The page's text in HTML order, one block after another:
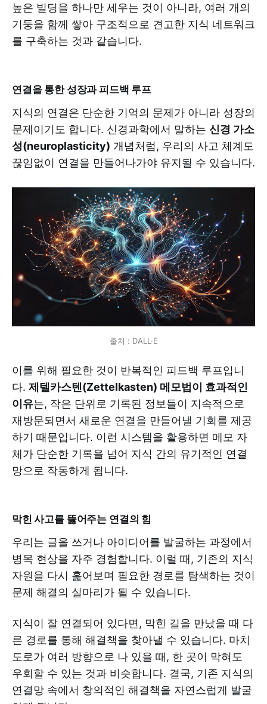
높은 빌딩을 하나만 세우는 것이 아니라, 여러 개의
기둥을 함께 쌓아 구조적으로 견고한 지식 네트워크
를 구축하는 것과 같습니다.
연결을 통한 성장과 피드백 루프
지식의 연결은 단순한 기억의 문제가 아니라 성장의
문제이기도 합니다. 신경과학에서 말하는 신경 가소
성(neuroplasticity) 개념처럼, 우리의 사고 체계도
끊임없이 연결을 만들어나가야 유지될 수 있습니다.
출처 : DALL·E
이를 위해 필요한 것이 반복적인 피드백 루프입니
다. 제텔카스텐(Zettelkasten) 메모법이 효과적인
이유는, 작은 단위로 기록된 정보들이 지속적으로
재방문되면서 새로운 연결을 만들어낼 기회를 제공
하기 때문입니다. 이런 시스템을 활용하면 메모 자
체가 단순한 기록을 넘어 지식 간의 유기적인 연결
망으로 작동하게 됩니다.
막힌 사고를 뚫어주는 연결의 힘
우리는 글을 쓰거나 아이디어를 발굴하는 과정에서
병목 현상을 자주 경험합니다. 이럴 때, 기존의 지식
자원을 다시 훑어보며 필요한 경로를 탐색하는 것이
문제 해결의 실마리가 될 수 있습니다.
지식이 잘 연결되어 있다면, 막힌 길을 만났을 때 다
른 경로를 통해 해결책을 찾아낼 수 있습니다. 마치
도로가 여러 방향으로 나 있을 때, 한 곳이 막혀도
우회할 수 있는 것과 비슷합니다. 결국, 기존 지식의
연결망 속에서 창의적인 해결책을 자연스럽게 발굴